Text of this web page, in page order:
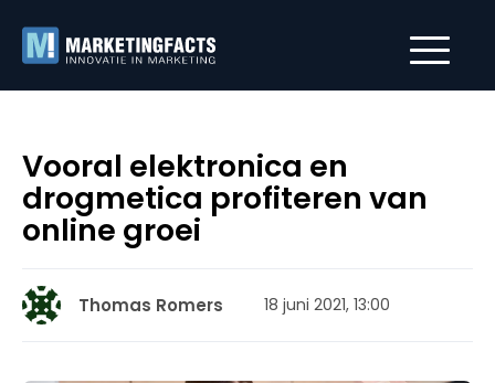
Vooral elektronica en
drogmetica profiteren van
online groei
Thomas Romers 18 juni 2021, 13:00